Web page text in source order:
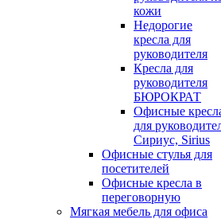
кожи
Недорогие
кресла для
руководителя
Кресла для
руководителя
БЮРОКРАТ
Офисные
для
Сириус, Sirius
Офисные стулья для
посетителей
Офисные кресла в
переговорную
Мягкая мебель для офиса